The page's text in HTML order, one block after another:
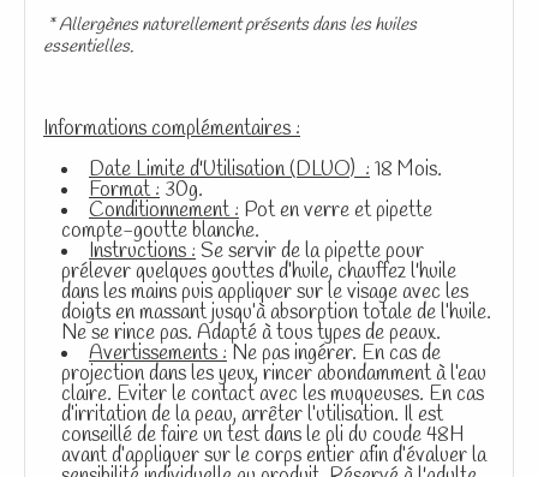
* Allergènes naturellement présents dans les huiles
essentielles.
Informations complémentaires :
Date Limite d'Utilisation (DLUO) :18 Mois.
Format : 30g.
Conditionnement : Pot en verre et pipette
compte-goutte blanche.
Instructions :Se servir de la pipette pour
prélever quelques gouttes d’huile, chauffez l'huile
dans les mains puis appliquer sur le visage avec les
doigts en massant jusqu’à absorption totale de l’huile.
Ne se rince pas. Adapté à tous types de peaux.
Avertissements : Ne pas ingérer. En cas de
projection dans les yeux, rincer abondamment à l’eau
claire. Eviter le contact avec les muqueuses. En cas
d’irritation de la peau, arrêter l’utilisation. Il est
conseillé de faire un test dans le pli du coude 48H
avant d’appliquer sur le corps entier afin d’évaluer la